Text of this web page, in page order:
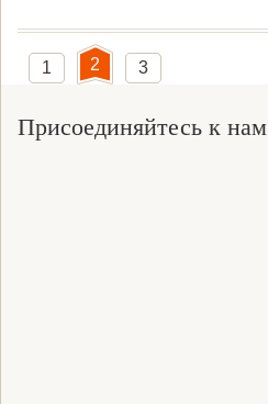
1 2 3
Присоединяйтесь к нам